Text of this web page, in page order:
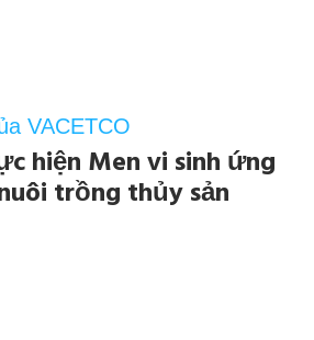
VACETCO
hiện Men vi sinh ứng
trồng thủy sản